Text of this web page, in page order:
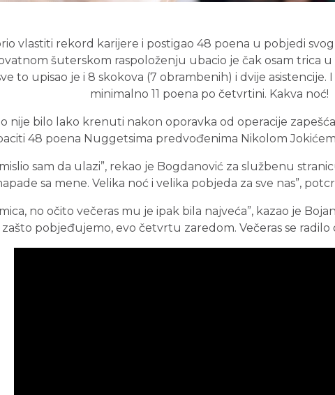
vlastiti rekord karijere i postigao 48 poena u pobjedi
šuterskom raspoloženju ubacio je čak osam trica u
to upisao je i 8 skokova (7 obrambenih) i dvije
minimalno 11 poena po četvrtini. Kakva noć!
nije bilo lako krenuti nakon oporavka od operacije
48 poena Nuggetsima predvođenima Nikolom
sam da ulazi”, rekao je Bogdanović za službenu
sa mene. Velika noć i velika pobjeda za sve nas”,
no očito večeras mu je ipak bila najveća”, kazao je
pobjeđujemo, evo četvrtu zaredom. Večeras se